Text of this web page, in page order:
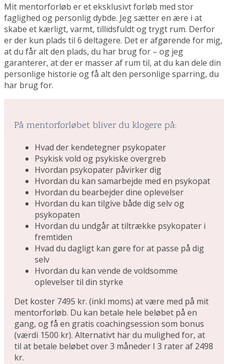
Mit mentorforløb er et eksklusivt forløb med stor
faglighed og personlig dybde. Jeg sætter en ære i at
skabe et kærligt, varmt, tillidsfuldt og trygt rum. Derfor
er der kun plads til 6 deltagere. Det er afgørende for mig,
at du får alt den plads, du har brug for – og jeg
garanterer, at der er masser af rum til, at du kan dele din
personlige historie og få alt den personlige sparring, du
har brug for.
På mentorforløbet bliver du klogere på:
Hvad der kendetegner psykopater
Psykisk vold og psykiske overgreb
Hvordan psykopater påvirker dig
Hvordan du kan samarbejde med en psykopat
Hvordan du bearbejder dine oplevelser
Hvordan du kan tilgive både dig selv og
psykopaten
Hvordan du undgår at tiltrække psykopater i
fremtiden
Hvad du dagligt kan gøre for at passe på dig
selv
Hvordan du kan vende de voldsomme
oplevelser til din styrke
Det koster 7495 kr. (inkl moms) at være med på mit
mentorforløb. Du kan betale hele beløbet på en
gang, og få en gratis coachingsession som bonus
(værdi 1500 kr). Alternativt har du mulighed for, at
til at betale beløbet over 3 måneder I 3 rater af 2498
kr.